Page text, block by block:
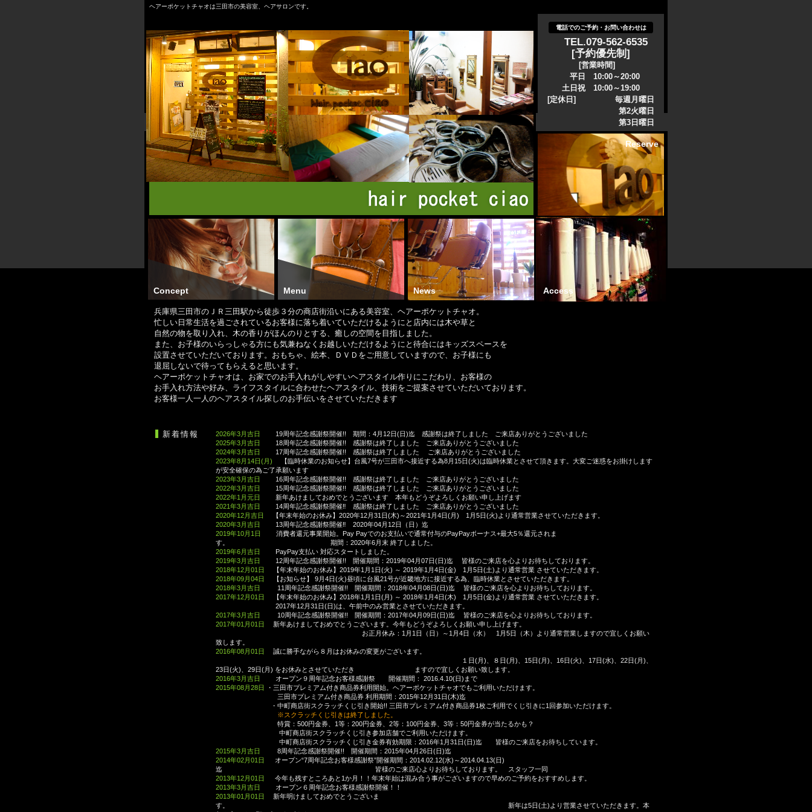
ヘアーポケットチャオは三田市の美容室、ヘアサロンです。
電話でのご予約・お問い合わせは
TEL.079-562-6535
[予約優先制]
[営業時間]
平日 10:00～20:00
土日祝 10:00～19:00
[定休日] 毎週月曜日
第2火曜日
第3日曜日
兵庫県三田市のＪＲ三田駅から徒歩３分の商店街沿いにある美容室、ヘアーポケットチャオ。
忙しい日常生活を過ごされているお客様に落ち着いていただけるようにと店内には木や草と
自然の物を取り入れ、木の香りがほんのりとする、癒しの空間を目指しました。
また、お子様のいらっしゃる方にも気兼ねなくお越しいただけるようにと待合にはキッズスペースを
設置させていただいております。おもちゃ、絵本、ＤＶＤをご用意していますので、お子様にも
退屈しないで待ってもらえると思います。
ヘアーポケットチャオは、お家でのお手入れがしやすいヘアスタイル作りにこだわり、お客様の
お手入れ方法や好み、ライフスタイルに合わせたヘアスタイル、技術をご提案させていただいております。
お客様一人一人のヘアスタイル探しのお手伝いをさせていただきます
新着情報 2026年3月吉日
19周年記念感謝祭開催!! 期間：4月12日(日)迄 感謝祭は終了しました ご来店ありがとうございました
2025年3月吉日
18周年記念感謝祭開催!! 感謝祭は終了しました ご来店ありがとうございました
2024年3月吉日
17周年記念感謝祭開催!! 感謝祭は終了しました ご来店ありがとうございました
2023年8月14日(月)
【臨時休業のお知らせ】台風7号が三田市へ接近する為8月15日(火)は臨時休業とさせて頂きます。大変ご迷惑をお掛けします
が安全確保の為ご了承願います
2023年3月吉日
16周年記念感謝祭開催!! 感謝祭は終了しました ご来店ありがとうございました
2022年3月吉日
15周年記念感謝祭開催!! 感謝祭は終了しました ご来店ありがとうございました
2022年1月元日
新年あけましておめでとうございます 本年もどうぞよろしくお願い申し上げます
2021年3月吉日
14周年記念感謝祭開催‼ 感謝祭は終了しました ご来店ありがとうございました
2020年12月吉日
【年末年始のお休み】2020年12月31日(木)～2021年1月4日(月) 1月5日(火)より通常営業させていただきます。
2020年3月吉日
13周年記念感謝祭開催‼ 2020年04月12日（日）迄
2019年10月1日
消費者還元事業開始。Pay Payでのお支払いで通常付与のPayPayボーナス+最大5％還元されま
す。
期間：2020年6月末 終了しました。
2019年6月吉日
PayPay支払い 対応スタートしました。
2019年3月吉日
12周年記念感謝祭開催!! 開催期間：2019年04月07日(日)迄 皆様のご来店を心よりお待ちしております。
2018年12月01日
【年末年始のお休み】2019年1月1日(火) ～ 2019年1月4日(金) 1月5日(土)より通常営業 させていただきます。
2018年09月04日
【お知らせ】
9月4日(火)昼頃に台風21号が近畿地方に接近する為、臨時休業とさせていただきます。
2018年3月吉日
11周年記念感謝祭開催!! 開催期間：2018年04月08日(日)迄 皆様のご来店を心よりお待ちしております。
2017年12月01日
【年末年始のお休み】2018年1月1日(月) ～ 2018年1月4日(木) 1月5日(金)より通常営業 させていただきます。
2017年12月31日(日)は、午前中のみ営業とさせていただきます。
2017年3月吉日
10周年記念感謝祭開催!! 開催期間：2017年04月09日(日)迄
皆様のご来店を心よりお待ちしております。
2017年01月01日
新年あけましておめでとうございます。今年もどうぞよろしくお願い申し上げます。
お正月休み：1月1日（日）～1月4日（水） 1月5日（木）より通常営業しますので宜しくお願い
致します。
2016年08月01日
誠に勝手ながら８月はお休みの変更がございます。
１日(月)、８日(月)、15日(月)、16日(火)、17日(水)、22日(月)、
23日(火)、29日(月) をお休みとさせていただき ますので宜しくお願い致します。
2016年3月吉日
オープン９周年記念お客様感謝祭 開催期間：
2016.4.10(日)まで
2015年08月28日
・三田市プレミアム付き商品券利用開始。ヘアーポケットチャオでもご利用いただけます。
三田市プレミアム付き商品券 利用期間：2015年12月31日(木)迄
・中町商店街スクラッチくじ引き開始!! 三田市プレミアム付き商品券1枚ご利用でくじ引きに1回参加いただけます。
※スクラッチくじ引きは終了しました。
特賞：500円金券、1等：200円金券、2等：100円金券、3等：50円金券が当たるかも？
中町商店街スクラッチくじ引き参加店舗でご利用いただけます。
中町商店街スクラッチくじ引き金券有効期限：2016年1月31日(日)迄 皆様のご来店をお待ちしています。
2015年3月吉日
8周年記念感謝祭開催!! 開催期間：2015年04月26日(日)迄
2014年02月01日
オープン“7周年記念お客様感謝祭”開催期間：2014.02.12(水)～2014.04.13(日)
迄 皆様のご来店心よりお待ちしております。 スタッフ一同
2013年12月01日
今年も残すところあと1か月！！年末年始は混み合う事がございますので早めのご予約をおすすめします。
2013年3月吉日
オープン６周年記念お客様感謝祭開催！！
2013年01月01日
新年明けましておめでとうございま
す。 新年は5日(土)より営業させていただきます。本
Concept Menu News Access
Reserve